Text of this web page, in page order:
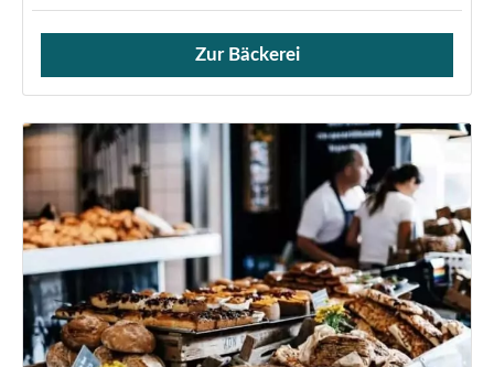
Verkauf von Brötchen,
Zur Bäckerei